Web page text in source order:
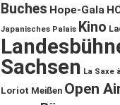
Buches Hope-Gala
Japanisches Palais Kino
Sachsen La Saxe
Loriot Meißen Open